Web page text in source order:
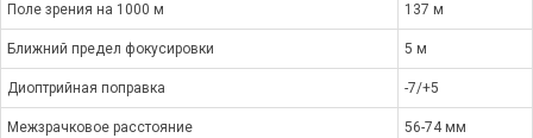
Поле зрения на 1000 м 137 м
Ближний предел фокусировки 5 м
Диоптрийная поправка -7/+5
Межзрачковое расстояние 56-74 мм